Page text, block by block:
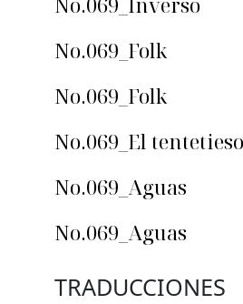
No.069_Folk
No.069_Folk
No.069_El tentetieso
No.069_Aguas
No.069_Aguas
TRADUCCIONES